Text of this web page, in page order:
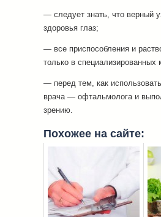
— следует знать, что верный
здоровья глаз;
— все приспособления и
только в специализированных
— перед тем, как
врача — офтальмолога и
зрению.
Похожее на сайте: